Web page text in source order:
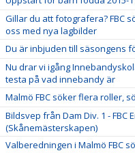
Gillar du att fotografera? FBC
oss med nya lagbilder
Du är inbjuden till säsongens
Nu drar vi igång
testa på vad innebandy är
Malmö FBC söker flera roller,
Bildsvep från Dam Div. 1 - FBC
(Skånemästerskapen)
Valberedningen i Malmö FBC